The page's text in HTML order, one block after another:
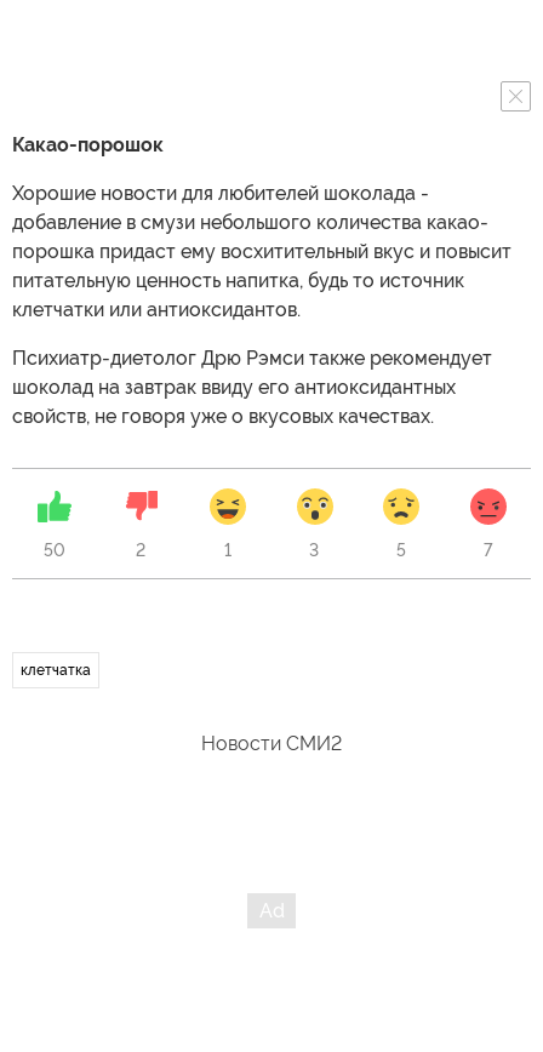
Какао-порошок
Хорошие новости для любителей шоколада -
добавление в смузи небольшого количества какао-
порошка придаст ему восхитительный вкус и повысит
питательную ценность напитка, будь то источник
клетчатки или антиоксидантов.
Психиатр-диетолог Дрю Рэмси также рекомендует
шоколад на завтрак ввиду его антиоксидантных
свойств, не говоря уже о вкусовых качествах.
50 2 1 3 5 7
клетчатка
Новости СМИ2